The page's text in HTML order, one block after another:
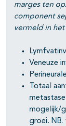
marges ten
component
vermeld in het
Veneuze
Totaal
mogelijk/
groei. NB.